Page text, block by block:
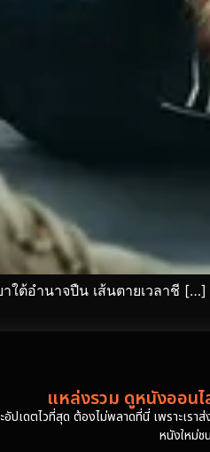
ใต้อำนาจปืน เส้นตายเวลาชี […]
แหล่งรวม ดูหนังออนไ
เดตไวที่สุด ต้องไม่พลาดที่นี่ เพราะเร
หนังใหม่ช